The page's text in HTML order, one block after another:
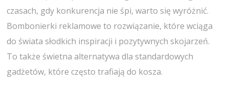
czasach, gdy konkurencja nie śpi, warto się wyróżnić.
Bombonierki reklamowe to rozwiązanie, które wciąga
do świata słodkich inspiracji i pozytywnych skojarzeń.
To także świetna alternatywa dla standardowych
gadżetów, które często trafiają do kosza.